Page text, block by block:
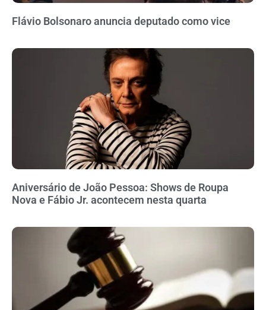
Flávio Bolsonaro anuncia deputado como vice
Aniversário de João Pessoa: Shows de Roupa
Nova e Fábio Jr. acontecem nesta quarta